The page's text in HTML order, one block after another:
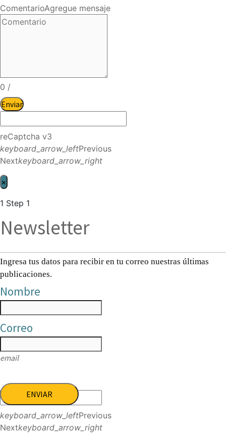
ComentarioAgregue mensaje
0 /
Enviar
reCaptcha v3
keyboard_arrow_leftPrevious
Nextkeyboard_arrow_right
×
1 Step 1
Newsletter
Ingresa tus datos para recibir en tu correo nuestras últimas
publicaciones.
Nombre
Correo
email
ENVIAR
keyboard_arrow_leftPrevious
Nextkeyboard_arrow_right